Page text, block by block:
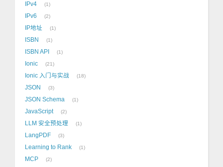
IPv4 1
IPv6 2
IP地址 1
ISBN 1
ISBN API 1
Ionic 21
Ionic 入门与实战 18
JSON 3
JSON Schema 1
JavaScript 2
LLM 安全预处理 1
LangPDF 3
Learning to Rank 1
MCP 2